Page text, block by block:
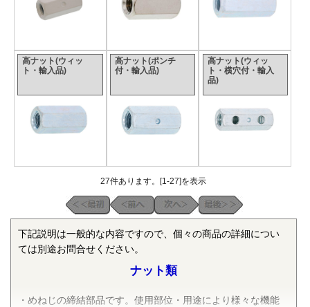
高ナット(ウィッ
ト・輸入品)
高ナット(ポンチ
付・輸入品)
高ナット(ウィッ
ト・横穴付・輸入
品)
27件あります。[1-27]を表示
下記説明は一般的な内容ですので、個々の商品の詳細につい
ては別途お問合せください。
ナット類
・めねじの締結部品です。使用部位・用途により様々な機能